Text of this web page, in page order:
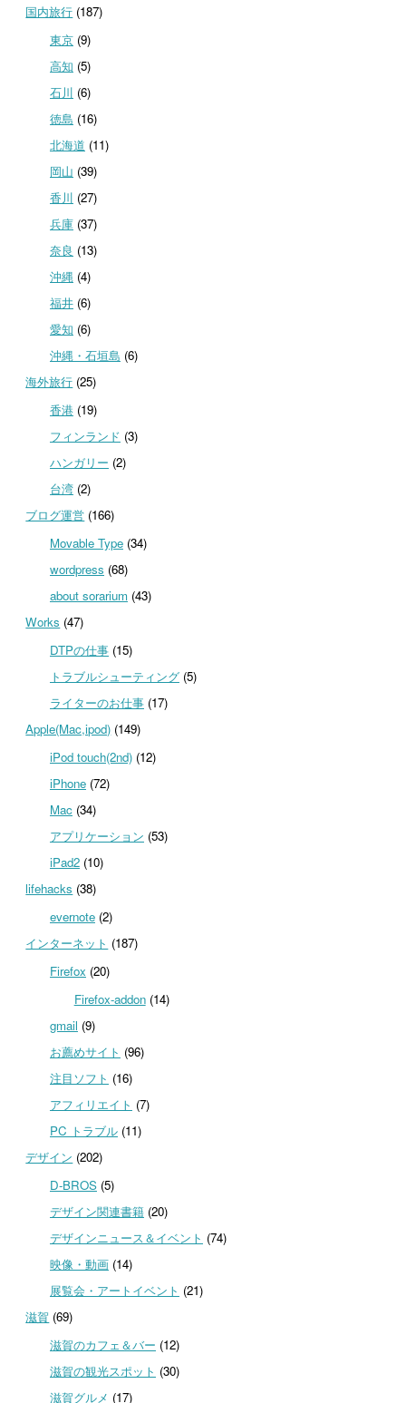
国内旅行 (187)
東京(9)
高知 (5)
石川 (6)
徳島 (16)
北海道 (11)
岡山 (39)
香川 (27)
兵庫(37)
奈良 (13)
沖縄(4)
福井(6)
愛知 (6)
沖縄・石垣島 (6)
海外旅行 (25)
香港(19)
フィンランド (3)
ハンガリー (2)
台湾(2)
ブログ運営 (166)
Movable Type(34)
wordpress (68)
about sorarium(43)
Works (47)
DTPの仕事(15)
トラブルシューティング(5)
ライターのお仕事(17)
Apple(Mac,ipod) (149)
iPod touch(2nd)(12)
iPhone(72)
Mac(34)
アプリケーション (53)
iPad2(10)
lifehacks (38)
evernote(2)
インターネット (187)
Firefox (20)
Firefox-addon(14)
gmail (9)
お薦めサイト (96)
注目ソフト (16)
アフィリエイト (7)
PC トラブル(11)
デザイン (202)
D-BROS(5)
デザイン関連書籍(20)
デザインニュース＆イベント (74)
映像・動画(14)
展覧会・アートイベント (21)
滋賀 (69)
滋賀のカフェ＆バー (12)
滋賀の観光スポット (30)
滋賀グルメ (17)